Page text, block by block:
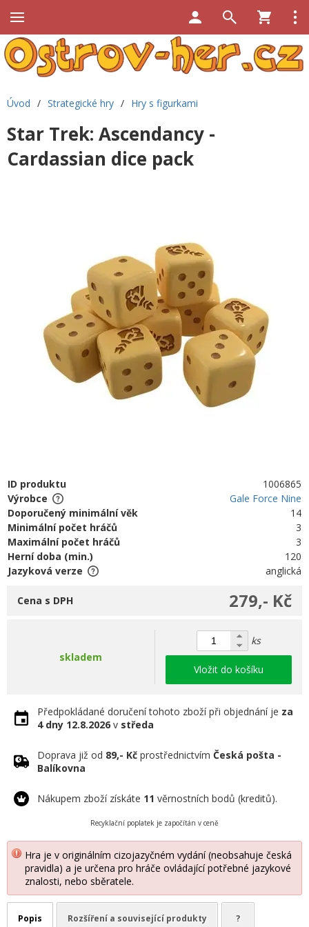
Úvod / Strategické hry / Hry s figurkami
Star Trek: Ascendancy -
Cardassian dice pack
ID produktu
1006865
Výrobce
Gale Force Nine
Doporučený minimální věk
14
Minimální počet hráčů
3
Maximální počet hráčů
3
Herní doba (min.)
120
Jazyková verze
anglická
279,- Kč
Cena s DPH
skladem
ks
Vložit do košíku
Předpokládané doručení tohoto zboží při objednání je za
4 dny 12.8.2026 v středa
Doprava již od 89,- Kč prostřednictvím Česká pošta -
Balíkovna
Nákupem zboží získáte 11 věrnostních bodů (kreditů).
Recyklační poplatek je započítán v ceně
Hra je v originálním cizojazyčném vydání (neobsahuje česká
pravidla) a je určena pro hráče ovládající potřebné jazykové
znalosti, nebo sběratele.
Popis Rozšíření a související produkty ?